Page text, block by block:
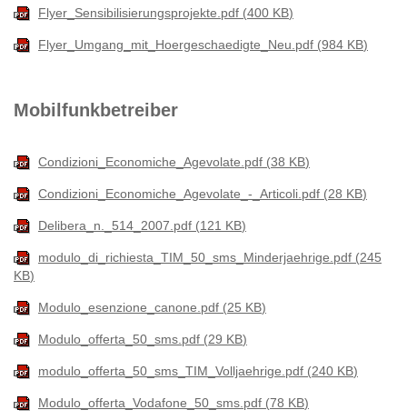
Flyer_Sensibilisierungsprojekte.pdf 400 KB
Flyer_Umgang_mit_Hoergeschaedigte_Neu.pdf 984 KB
Mobilfunkbetreiber
Condizioni_Economiche_Agevolate.pdf 38 KB
Condizioni_Economiche_Agevolate_-_Articoli.pdf 28 KB
Delibera_n._514_2007.pdf 121 KB
modulo_di_richiesta_TIM_50_sms_Minderjaehrige.pdf
245
KB
Modulo_esenzione_canone.pdf 25 KB
Modulo_offerta_50_sms.pdf 29 KB
modulo_offerta_50_sms_TIM_Volljaehrige.pdf 240 KB
Modulo_offerta_Vodafone_50_sms.pdf 78 KB